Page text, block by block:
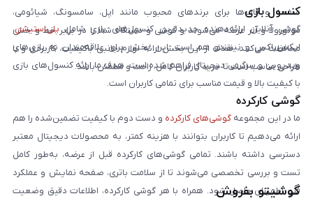
صفحه و قاب‌ها برای برندهای محبوب مانند اپل، سامسونگ، شیائومی،
موتورولا و آنر عرضه می‌شوند و گوشی و دستگاه شما را در برابر خط و خش
محافظت می‌کنند. هدف از این بخش ارائه لوازم جانبی باکیفیت، کاربردی و با
طراحی مناسب است تا خرید کاربران کامل، راحت و مطمئن باشد.
کنسول بازی
گوشی آنلاین ارائه‌دهنده جدیدترین کنسول‌های بازی شامل پلی‌استیشن،
ایکس‌باکس و نینتندو هم است. این بخش برای علاقه‌مندان به بازی‌های
ویدیویی و سرگرمی دیجیتال فراهم شده است. هدف ما ارائه کنسول‌های بازی
با کیفیت بالا و قیمت مناسب برای تمامی کاربران است.
گوشی کارکرده
ما در این مجموعه گوشی‌های کارکرده و دست دوم با کیفیت تضمین‌شده را هم
ارائه می‌دهیم تا کاربران بتوانند با هزینه کمتر، به محصولات دیجیتال معتبر
دسترسی داشته باشند. تمامی گوشی‌های کارکرده قبل از عرضه، به‌طور کامل
تست و بررسی تخصصی می‌شوند تا از سلامت باتری، صفحه نمایش و عملکرد
فنی اطمینان حاصل شود. همراه با هر گوشی کارکرده، اطلاعات دقیق وضعیت
گوشیتو بفروش